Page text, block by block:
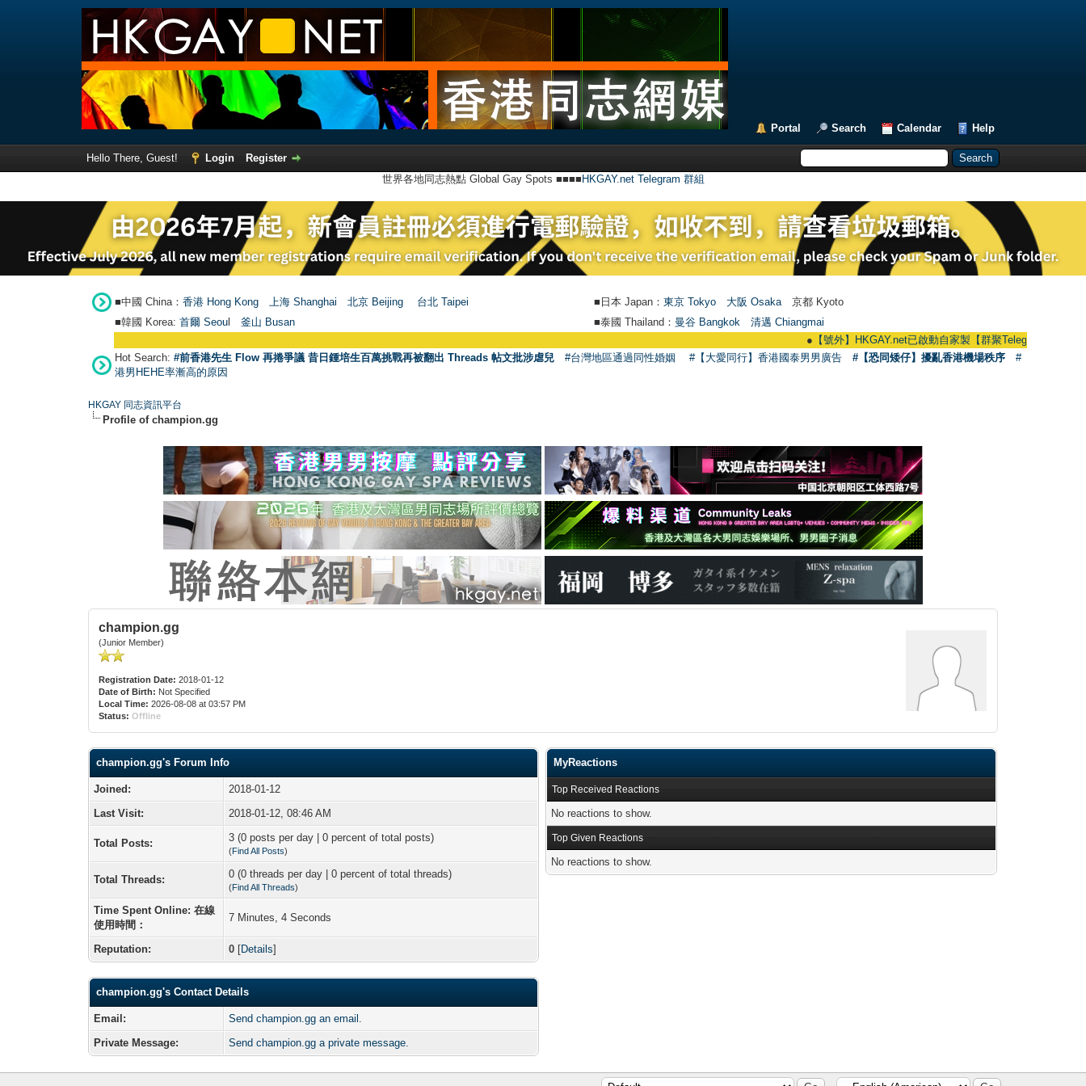
Portal Search Calendar Help
Hello There, Guest! Login
Register
世界各地同志熱點 Global Gay Spots ■■■■ HKGAY.net Telegram 群組
■中國 China： 香港 Hong Kong 上海 Shanghai 北京 Beijing 台北 Taipei ■日本 Japan： 東京 Tokyo 大阪 Osaka 京都 Kyoto
■韓國 Korea: 首爾 Seou 釜山 Busan ■泰國 Thailand： 曼谷 Bangkok
清邁 Chiangmai
【號外】HKGAY.net已啟動自家製【群聚Telegram群組】
Hot Search: #前香港先生 Flow 再捲爭議 昔日鍾培生百萬挑戰再被翻出 Threads 帖文批涉虐兒 #台灣地區通過同性婚姻 #【大愛同行】香港國泰男男廣告 #【恐同矮仔】擾亂香港機場秩序
#
港男HEHE率漸高的原因
HKGAY 同志資訊平台
Profile of champion.gg
champion.gg
(Junior Member)
Registration Date: 2018-01-12
Date of Birth: Not Specified
Local Time: 2026-08-08 at 03:57 PM
Status: Offline
champion.gg's Forum Info
Joined:
2018-01-12
Last Visit:
2018-01-12, 08:46 AM
Total Posts: 3 (0 posts per day | 0 percent of total posts)
(Find All Posts)
Total Threads: 0 (0 threads per day | 0 percent of total threads)
(Find All Threads)
Time Spent Online: 在線
使用時間：
7 Minutes, 4 Seconds
Reputation: 0 [Details]
champion.gg's Contact Details
Email:
Send champion.gg an email.
Private Message:
Send champion.gg a private message.
MyReactions
Top Received Reactions
No reactions to show.
Top Given Reactions
No reactions to show.